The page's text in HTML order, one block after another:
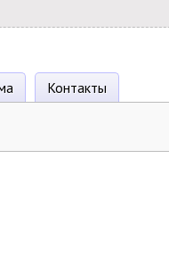
Контакты